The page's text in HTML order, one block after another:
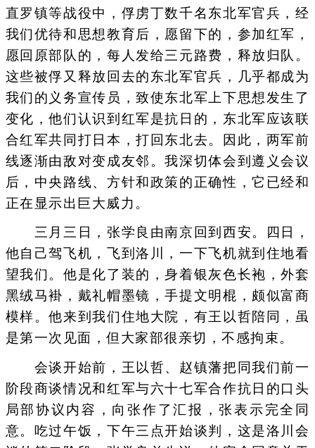
直罗镇等战役中，俘虏丁数千名东北军官兵，经
我们优待和思想教育后，愿留下的，参加红军，
愿回原部队的，每人发给三元路费，释放归队。
这些被俘又释放回去的东北军官兵，几乎都成为
我们的义务宣传员，致使东北军上下思想发生了
变化，他们认识到红军是抗日的，东北军应该联
合红军共同打日本，打回东北去。因此，两军前
线逐渐由敌对变成友邻。我深切体会到遵义会议
后，中央路线、方针和政策的正确性，它已经和
正在显示出巨大威力。
三月三日，张学良由南京回到西安。四日，
他自己驾飞机，飞到洛川，一下飞机就到住地看
望我们。他是化了装的，身着银灰色长袍，外套
黑绒马褂，戴礼帽墨镜，手提文明棍，颇似富商
模样。他来到我们住地大院，有王以哲陪同，虽
是第一次见面，但大家部很亲切，不感拘束。
会谈开始前，王以哲、赵镇藩把同我们前一
阶段商谈情况和红军与六十七军合作抗日的口头
局部协议内容，向张作了汇报，张表示完全同
意。吃过午饭，下午三点开始谈判，这是洛川会